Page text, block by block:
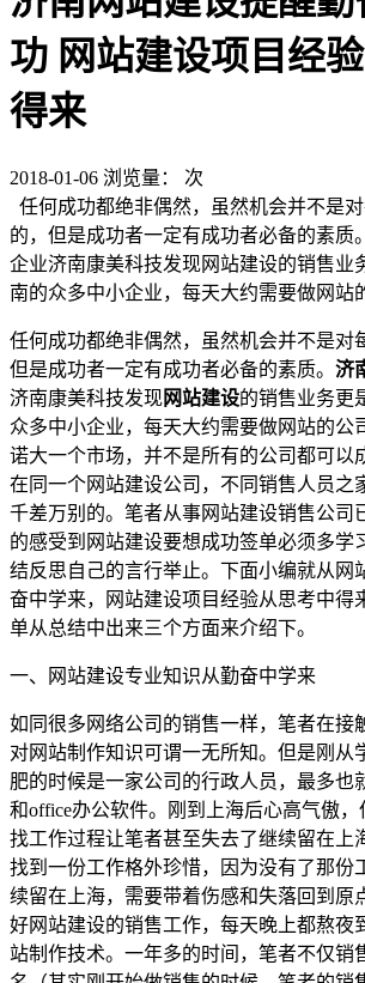
功 网站建设项目经
得来
2018-01-06 浏览量：
次
任何成功都绝非偶然，虽然机会并不是
的，但是成功者一定有成功者必备的素质
企业济南康美科技发现网站建设的销售业
南的众多中小企业，每天大约需要做网站
任何成功都绝非偶然，虽然机会并不是对
但是成功者一定有成功者必备的素质。 济
济南康美科技发现网站建设的销售业务更
众多中小企业，每天大约需要做网站的公
诺大一个市场，并不是所有的公司都可以
在同一个网站建设公司，不同销售人员之
千差万别的。笔者从事网站建设销售公司
的感受到网站建设要想成功签单必须多学
结反思自己的言行举止。下面小编就从网
奋中学来，网站建设项目经验从思考中得
单从总结中出来三个方面来介绍下。
一、网站建设专业知识从勤奋中学来
如同很多网络公司的销售一样，笔者在接
对网站制作知识可谓一无所知。但是刚从
肥的时候是一家公司的行政人员，最多也
和office办公软件。刚到上海后心高气傲
找工作过程让笔者甚至失去了继续留在上
找到一份工作格外珍惜，因为没有了那份
续留在上海，需要带着伤感和失落回到原
好网站建设的销售工作，每天晚上都熬夜
站制作技术。一年多的时间，笔者不仅销